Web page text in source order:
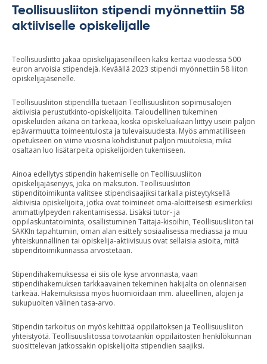
Teollisuusliiton stipendi myönnettiin 58
aktiiviselle opiskelijalle
Teollisuusliitto jakaa opiskelijajäsenilleen kaksi kertaa vuodessa 500
euron arvoisia stipendejä. Keväällä 2023 stipendi myönnettiin 58 liiton
opiskelijajäsenelle.
Teollisuusliiton stipendillä tuetaan Teollisuusliiton sopimusalojen
aktiivisia perustutkinto-opiskelijoita. Taloudellinen tukeminen
opiskeluiden aikana on tärkeää, koska opiskeluaikaan liittyy usein paljon
epävarmuutta toimeentulosta ja tulevaisuudesta. Myös ammatilliseen
opetukseen on viime vuosina kohdistunut paljon muutoksia, mikä
osaltaan luo lisätarpeita opiskelijoiden tukemiseen.
Ainoa edellytys stipendin hakemiselle on Teollisuusliiton
opiskelijajäsenyys, joka on maksuton. Teollisuusliiton
stipenditoimikunta valitsee stipendisaajiksi tarkalla pisteytyksellä
aktiivisia opiskelijoita, jotka ovat toimineet oma-aloitteisesti esimerkiksi
ammattiylpeyden rakentamisessa. Lisäksi tutor- ja
oppilaskuntatoiminta, osallistuminen Taitaja-kisoihin, Teollisuusliiton tai
SAKKIn tapahtumiin, oman alan esittely sosiaalisessa mediassa ja muu
yhteiskunnallinen tai opiskelija-aktiivisuus ovat sellaisia asioita, mitä
stipenditoimikunnassa arvostetaan.
Stipendihakemuksessa ei siis ole kyse arvonnasta, vaan
stipendihakemuksen tarkkaavainen tekeminen hakijalta on olennaisen
tärkeää. Hakemuksissa myös huomioidaan mm. alueellinen, alojen ja
sukupuolten välinen tasa-arvo.
Stipendin tarkoitus on myös kehittää oppilaitoksen ja Teollisuusliiton
yhteistyötä. Teollisuusliitossa toivotaankin oppilaitosten henkilökunnan
suosittelevan jatkossakin opiskelijoita stipendien saajiksi.